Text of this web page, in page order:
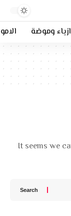
ازياء وموضة
It seems we